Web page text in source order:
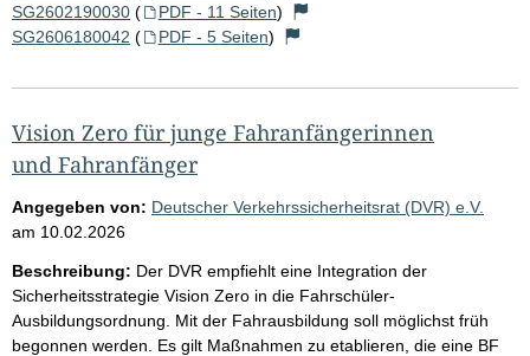
SG2602190030 ( PDF - 11 Seiten)
SG2606180042 ( PDF - 5 Seiten)
Vision Zero für junge Fahranfängerinnen
und Fahranfänger
Angegeben von: Deutscher Verkehrssicherheitsrat (DVR) e.V.
am 10.02.2026
Beschreibung: Der DVR empfiehlt eine Integration der
Sicherheitsstrategie Vision Zero in die Fahrschüler-
Ausbildungsordnung. Mit der Fahrausbildung soll möglichst früh
begonnen werden. Es gilt Maßnahmen zu etablieren, die eine BF